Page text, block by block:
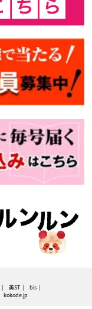
美ST
bis
kokode.jp